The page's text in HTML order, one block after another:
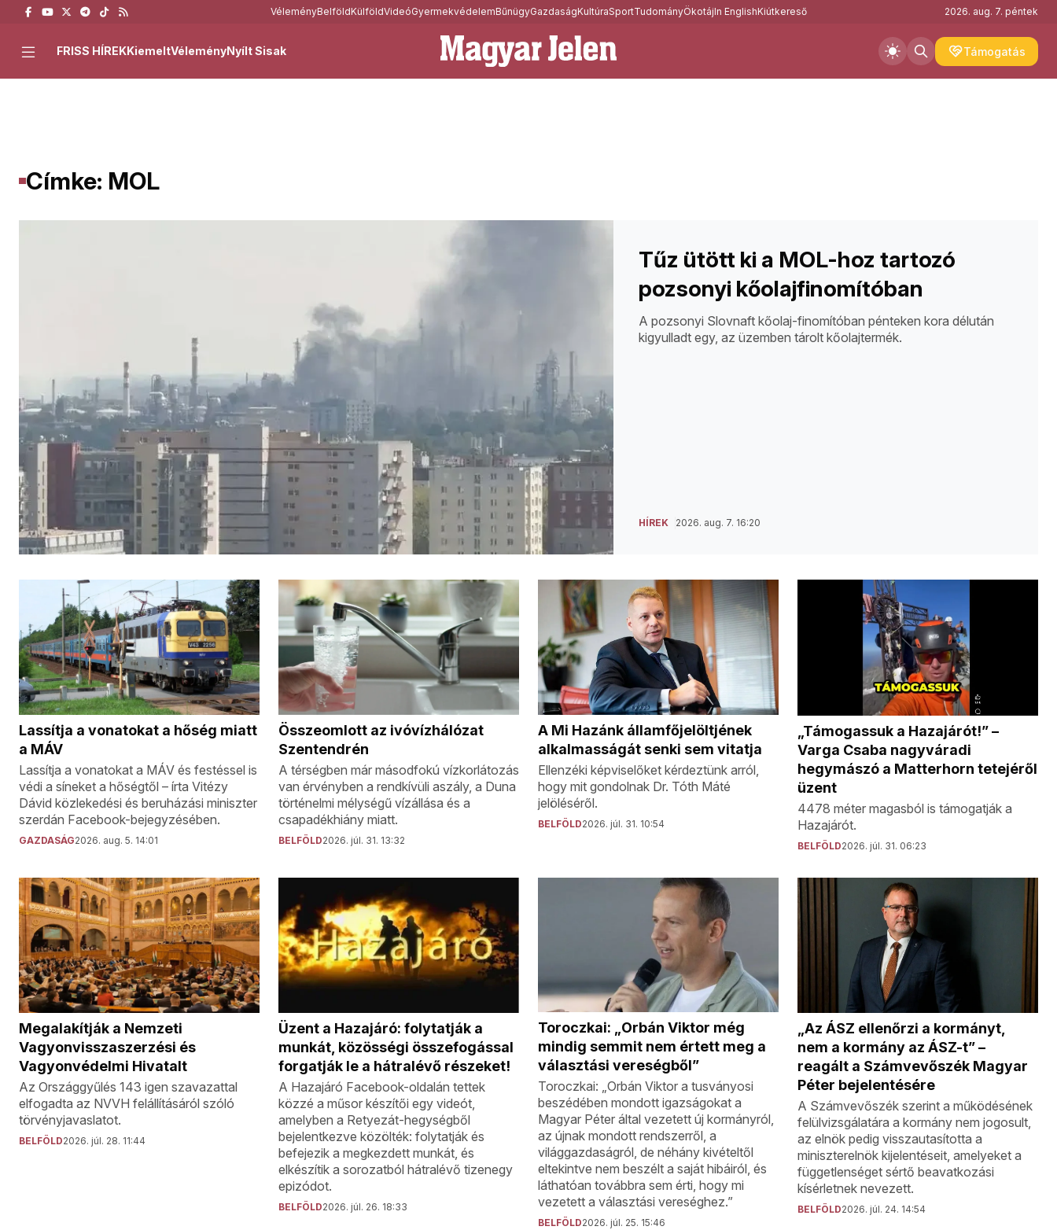
VéleményBelföldKülföldVideóGyermekvédelemBűnügyGazdaságKultúraSportTudományÖkotájIn EnglishKiútkereső 2026. aug. 7. péntek
Támogatás
FRISS HÍREKKiemeltVéleményNyílt Sisak
Címke: MOL
Tűz ütött ki a MOL-hoz tartozó
pozsonyi kőolajfinomítóban
A pozsonyi Slovnaft kőolaj-finomítóban pénteken kora délután
kigyulladt egy, az üzemben tárolt kőolajtermék.
HÍREK 2026. aug. 7. 16:20
Lassítja a vonatokat a hőség miatt
a MÁV
Lassítja a vonatokat a MÁV és festéssel is
védi a síneket a hőségtől – írta Vitézy
Dávid közlekedési és beruházási miniszter
szerdán Facebook-bejegyzésében.
GAZDASÁG2026. aug. 5. 14:01
Összeomlott az ivóvízhálózat
Szentendrén
A térségben már másodfokú vízkorlátozás
van érvényben a rendkívüli aszály, a Duna
történelmi mélységű vízállása és a
csapadékhiány miatt.
BELFÖLD2026. júl. 31. 13:32
A Mi Hazánk államfőjelöltjének
alkalmasságát senki sem vitatja
Ellenzéki képviselőket kérdeztünk arról,
hogy mit gondolnak Dr. Tóth Máté
jelöléséről.
BELFÖLD2026. júl. 31. 10:54
„Támogassuk a Hazajárót!” –
Varga Csaba nagyváradi
hegymászó a Matterhorn tetejéről
üzent
4478 méter magasból is támogatják a
Hazajárót.
BELFÖLD2026. júl. 31. 06:23
Megalakítják a Nemzeti
Vagyonvisszaszerzési és
Vagyonvédelmi Hivatalt
Az Országgyűlés 143 igen szavazattal
elfogadta az NVVH felállításáról szóló
törvényjavaslatot.
BELFÖLD2026. júl. 28. 11:44
Üzent a Hazajáró: folytatják a
munkát, közösségi összefogással
forgatják le a hátralévő részeket!
A Hazajáró Facebook-oldalán tettek
közzé a műsor készítői egy videót,
amelyben a Retyezát-hegységből
bejelentkezve közölték: folytatják és
befejezik a megkezdett munkát, és
elkészítik a sorozatból hátralévő tizenegy
epizódot.
BELFÖLD2026. júl. 26. 18:33
Toroczkai: „Orbán Viktor még
mindig semmit nem értett meg a
választási vereségből”
Toroczkai: „Orbán Viktor a tusványosi
beszédében mondott igazságokat a
Magyar Péter által vezetett új kormányról,
az újnak mondott rendszerről, a
világgazdaságról, de néhány kivételtől
eltekintve nem beszélt a saját hibáiról, és
láthatóan továbbra sem érti, hogy mi
vezetett a választási vereséghez.”
BELFÖLD2026. júl. 25. 15:46
„Az ÁSZ ellenőrzi a kormányt,
nem a kormány az ÁSZ-t” –
reagált a Számvevőszék Magyar
Péter bejelentésére
A Számvevőszék szerint a működésének
felülvizsgálatára a kormány nem jogosult,
az elnök pedig visszautasította a
miniszterelnök kijelentéseit, amelyeket a
függetlenséget sértő beavatkozási
kísérletnek nevezett.
BELFÖLD2026. júl. 24. 14:54